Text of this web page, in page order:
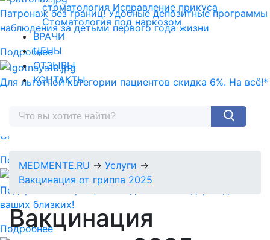
Патронаж без границ! Удобные депозитные программы
наблюдения за детьми первого года жизни
Подробнее
Для льготной категории пациентов скидка 6%. На всё!*
Спермограмма + MAR тест = 5890 руб.
Подробнее
Подарочный сертификат-идеальный подарок для
ваших близких!
Подробнее
стоматология Исправление прикуса
Стоматология под наркозом
ВРАЧИ
ЦЕНЫ
ОТЗЫВЫ
КОНТАКТЫ
MEDMENTE.RU → Услуги →
Вакцинация от гриппа 2025
Вакцинация